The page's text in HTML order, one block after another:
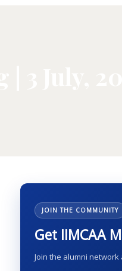
JOIN THE COMMUNITY
Get IIMCAA
Join the alumni